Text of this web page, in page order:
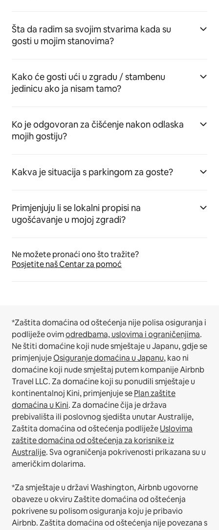
Šta da radim sa svojim stvarima kada su
gosti u mojim stanovima?
Kako će gosti ući u zgradu / stambenu
jedinicu ako ja nisam tamo?
Ko je odgovoran za čišćenje nakon odlaska
mojih gostiju?
Kakva je situacija s parkingom za goste?
Primjenjuju li se lokalni propisi na
ugošćavanje u mojoj zgradi?
Ne možete pronaći ono što tražite?
Posjetite naš Centar za pomoć
*Zaštita domaćina od oštećenja nije polisa osiguranja i
podliježe ovimodredbama, uslovima i ograničenjima.
Ne štiti domaćine koji nude smještaje u Japanu, gdje se
primjenjujeOsiguranje domaćina u Japanu, kao ni
domaćine koji nude smještaj putem kompanije Airbnb
Travel LLC.Za domaćine koji su ponudili smještaje u
kontinentalnoj Kini, primjenjuje sePlan zaštite
domaćina u Kini.Za domaćine čija je država
prebivališta ili poslovnog sjedišta unutar Australije,
Zaštita domaćina od oštećenja podliježeUslovima
zaštite domaćina od oštećenja za korisnike iz
Australije. Sva ograničenja pokrivenosti prikazana su u
američkim dolarima.
*Za smještaje u državi Washington, Airbnb ugovorne
obaveze u okviru Zaštite domaćina od oštećenja
pokrivene su polisom osiguranja koju je pribavio
Airbnb. Zaštita domaćina od oštećenja nije povezana s